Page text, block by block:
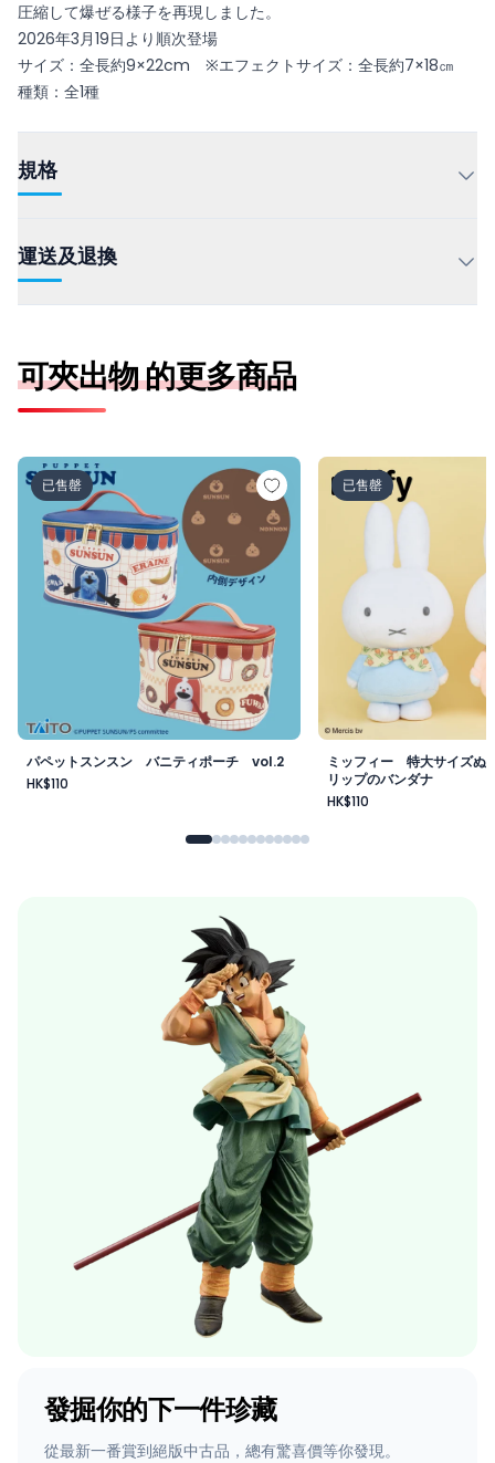
圧縮して爆ぜる様子を再現しました。
2026年3月19日より順次登場
サイズ：全長約9×22cm ※エフェクトサイズ：全長約7×18㎝
種類：全1種
規格
運送及退換
可夾出物 的更多商品
パペットスンスン バニティポーチ vol.2
已售罄
パペットスンスン バニティポーチ vol.2
HK$110
ミッフィー 特大サ
已售罄
ミッフィー 特大サイズぬ
リップのバンダナ
HK$110
發掘你的下一件珍藏
從最新一番賞到絕版中古品，總有驚喜價等你發現。